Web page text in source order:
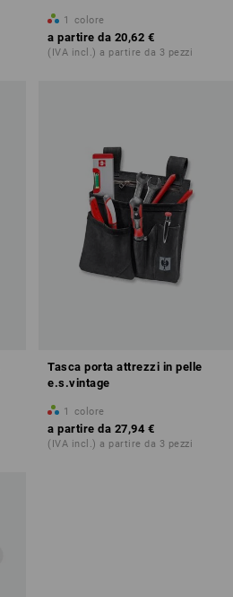
1 colore
a partire da 20,62 €
(IVA incl.) a partire da 3 pezzi
Tasca porta attrezzi in pelle
e.s.vintage
1 colore
a partire da 27,94 €
(IVA incl.) a partire da 3 pezzi